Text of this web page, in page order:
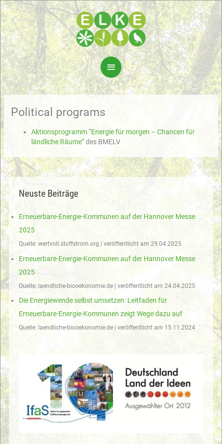
Skip
to
content
Main
Menu
Political programs
Aktionsprogramm “Energie für morgen – Chancen für
ländliche Räume”des BMELV
Neuste Beiträge
Erneuerbare-Energie-Kommunen auf der Hannover Messe
2025
Quelle: wertvoll.stoffstrom.org veröffentlicht am 29.04.2025
Erneuerbare-Energie-Kommunen auf der Hannover Messe
2025
Quelle: laendliche-biooekonomie.de veröffentlicht am 24.04.2025
Die Energiewende selbst umsetzen: Leitfaden für
Erneuerbare-Energie-Kommunen zeigt Wege dazu auf
Quelle: laendliche-biooekonomie.de veröffentlicht am 15.11.2024